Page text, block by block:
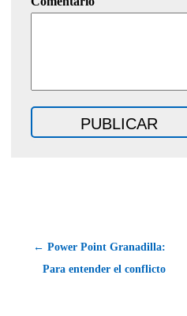
← Power Point Granadilla:
Para entender el conflicto